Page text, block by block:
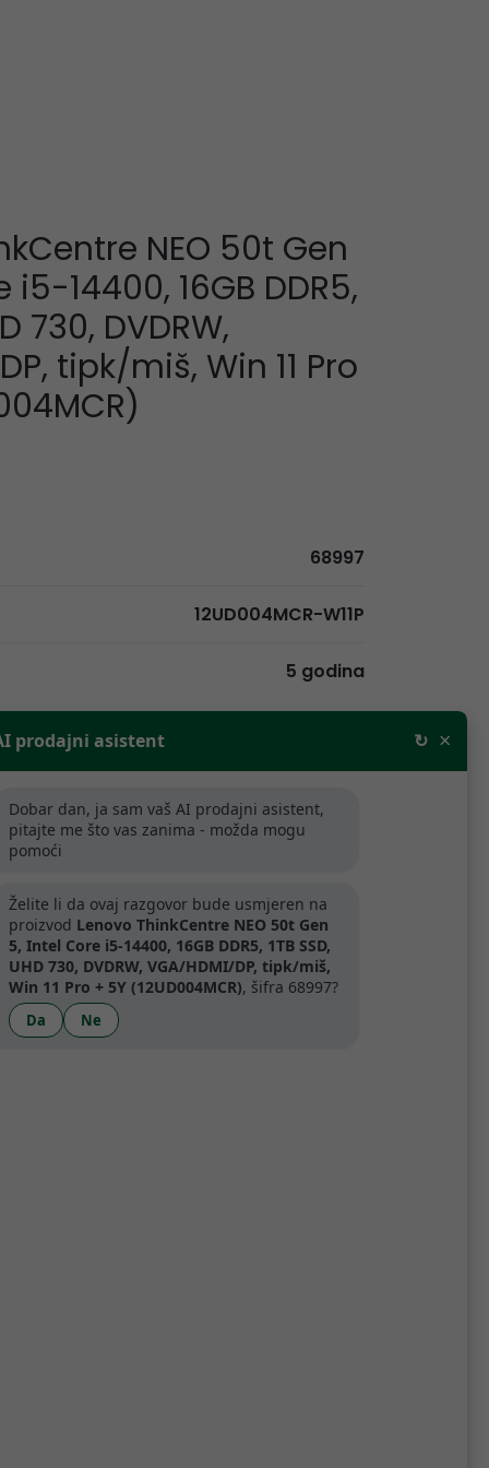
NEO 50t Gen
14400, 16GB DDR5,
730, DVDRW,
tipk/miš, Win 11 Pro
68997
12UD004MCR-W11P
5 godina
nije dostupan
cijene bez PDV-a. Za tvrtke
prodaju odobravamo popuste.
samo za tvrtke koje se bave
prodajni asistent ↻ ×
Dobar dan, ja sam vaš AI prodajni asistent,
pitajte me što vas zanima - možda mogu
pomoći
Želite li da ovaj razgovor bude usmjeren na
proizvod Lenovo ThinkCentre NEO 50t Gen
5, Intel Core i5-14400, 16GB DDR5, 1TB SSD,
UHD 730, DVDRW, VGA/HDMI/DP, tipk/miš,
Win 11 Pro + 5Y (12UD004MCR), šifra 68997?
Da Ne